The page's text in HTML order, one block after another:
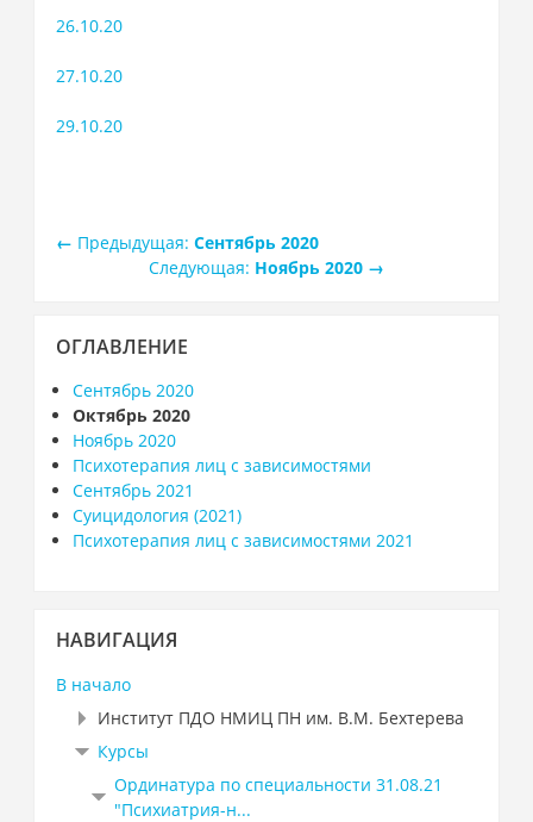
26.10.20
27.10.20
29.10.20
← Предыдущая: Сентябрь 2020
Следующая: Ноябрь 2020 →
Оглавление
ОГЛАВЛЕНИЕ
Сентябрь 2020
Октябрь 2020
Ноябрь 2020
Психотерапия лиц с зависимостями
Сентябрь 2021
Суицидология (2021)
Психотерапия лиц с зависимостями 2021
Навигация
НАВИГАЦИЯ
В начало
Институт ПДО НМИЦ ПН им. В.М. Бехтерева
Курсы
Ординатура по специальности 31.08.21
"Психиатрия-н...